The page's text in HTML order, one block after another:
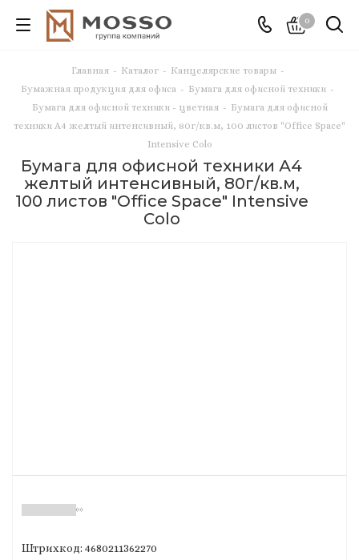
0
Главная - Каталог - Канцелярские товары -
Бумажная продукция для офиса - Бумага для офисной техники -
Бумага для офисной техники - цветная - Бумага для офисной
техники А4 желтый интенсивный, 80г/кв.м, 100 листов "Office Space"
Intensive Colo
Бумага для офисной техники А4
желтый интенсивный, 80г/кв.м,
100 листов "Office Space" Intensive
Colo
(0)
Штрихкод: 4680211362270